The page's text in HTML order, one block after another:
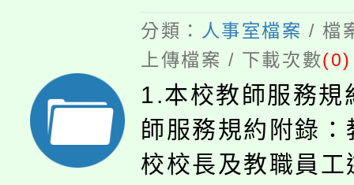
分類： 人事室檔案 / 檔
上傳檔案 / 下載次數(0)
1.本校教師服務規
師服務規約附錄
校校長及教職員